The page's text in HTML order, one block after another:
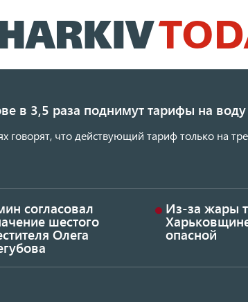
к
основному
в 3,5 раза поднимут тарифы на
говорят, что действующий тариф только на
согласовал
шестого
Олега
Из-за жары
опасной